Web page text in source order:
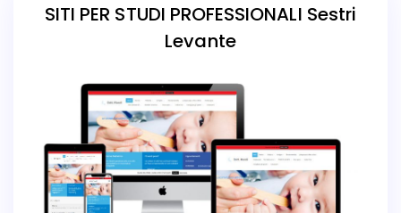
SITI PER STUDI PROFESSIONALI Sestri
Levante